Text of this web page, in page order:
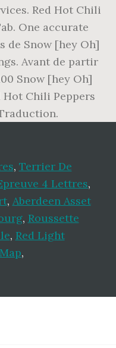
Red Hot Chili
One accurate
de Snow [hey Oh]
Avant de partir
Snow [hey Oh]
Hot Chili Peppers
, Terrier De
4 Lettres,
, Aberdeen Asset
, Roussette
, Red Light
,